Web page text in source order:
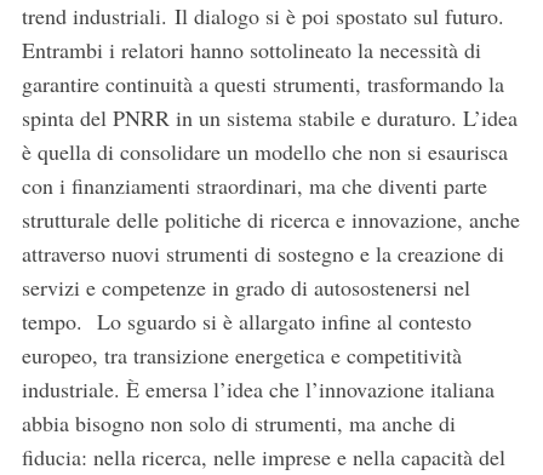
trend industriali. Il dialogo si è poi spostato sul futuro.
Entrambi i relatori hanno sottolineato la necessità di
garantire continuità a questi strumenti, trasformando la
spinta del PNRR in un sistema stabile e duraturo. L’idea
è quella di consolidare un modello che non si esaurisca
con i finanziamenti straordinari, ma che diventi parte
strutturale delle politiche di ricerca e innovazione, anche
attraverso nuovi strumenti di sostegno e la creazione di
servizi e competenze in grado di autosostenersi nel
tempo. Lo sguardo si è allargato infine al contesto
europeo, tra transizione energetica e competitività
industriale. È emersa l’idea che l’innovazione italiana
abbia bisogno non solo di strumenti, ma anche di
fiducia: nella ricerca, nelle imprese e nella capacità del
S